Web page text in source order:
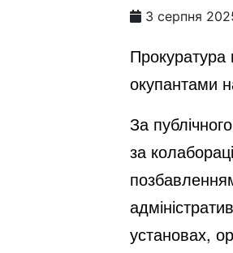
3 серпня
Прокуратура
окупантами
За
за
установах,